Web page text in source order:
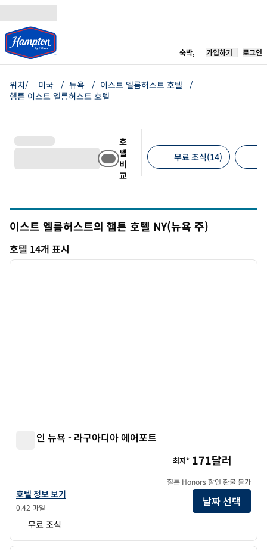
콘텐츠로 이동
숙박, 새 탭 열림
가입하기 로그인
위치/ 미국 / 뉴욕 / 이스트 엘름허스트 호텔
/
햄튼 이스트 엘름허스트 호텔
호
텔
비
교
무료 조식(14)
이스트 엘름허스트의 햄튼 호텔 NY(뉴욕 주)
호텔 14개 표시
호텔 14개 표시
1/12
다음
햄튼 인 뉴욕 - 라구아디아 에어포트
햄튼 인 뉴욕 - 라구아디아 공항의 호텔 정보 보기
호텔 정보 보기
0.42 마일
최저* 171달러
힐튼 Honors 할인 환불 불가
날짜 선택
무료 조식
1/4
1/4
다음